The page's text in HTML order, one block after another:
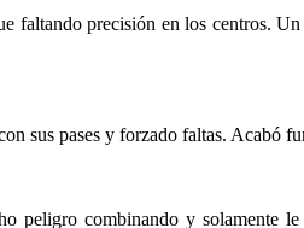
faltando precisión en los centros.
sus pases y forzado faltas. Acabó
peligro combinando y solamente